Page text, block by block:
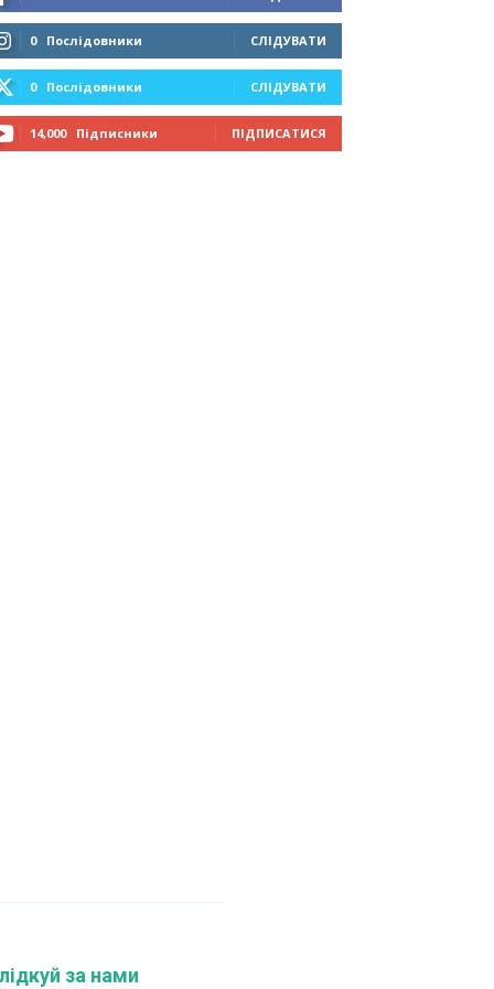
0 Послідовники СЛІДУВАТИ
0 Послідовники СЛІДУВАТИ
14,000 Підписники ПІДПИСАТИСЯ
за нами